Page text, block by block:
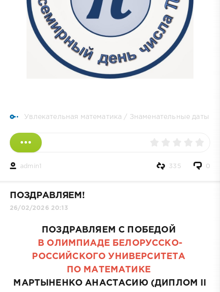
Увлекательная математика / Знаменательные даты
admin1 0
335
ПОЗДРАВЛЯЕМ!
26/02/2026 20:13
ПОЗДРАВЛЯЕМ С ПОБЕДОЙ
В ОЛИМПИАДЕ БЕЛОРУССКО-
РОССИЙСКОГО УНИВЕРСИТЕТА
ПО МАТЕМАТИКЕ
МАРТЫНЕНКО АНАСТАСИЮ (ДИПЛОМ II